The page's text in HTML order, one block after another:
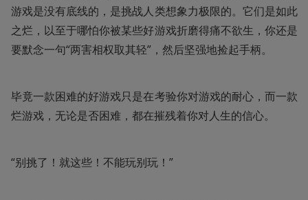
游戏是没有底线的，是挑战人类想象力极限的。它们是如此
之烂，以至于哪怕你被某些好游戏折磨得痛不欲生，你还是
要默念一句“两害相权取其轻”，然后坚强地捡起手柄。
毕竟一款困难的好游戏只是在考验你对游戏的耐心，而一款
烂游戏，无论是否困难，都在摧残着你对人生的信心。
“别挑了！就这些！不能玩别玩！”